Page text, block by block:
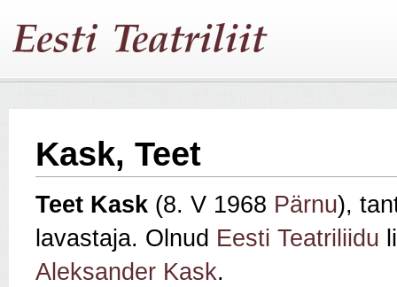
Kask, Teet
Teet Kask (8. V 1968 Pärnu),
lavastaja. Olnud Eesti Teatriliidu
Aleksander Kask.